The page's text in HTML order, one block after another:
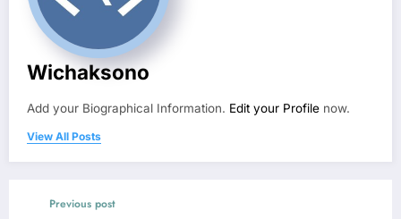
Wichaksono
Add your Biographical Information. Edit your Profile now.
View All Posts
Previous post